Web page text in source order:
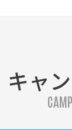
キャ